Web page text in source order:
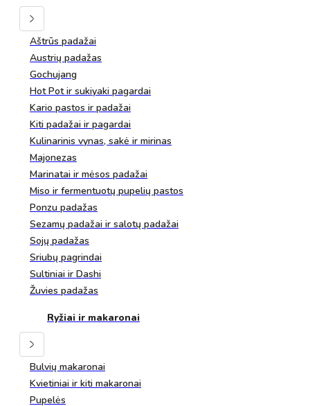
Aštrūs padažai
Austrių padažas
Gochujang
Hot Pot ir sukiyaki pagardai
Kario pastos ir padažai
Kiti padažai ir pagardai
Kulinarinis vynas, sakė ir mirinas
Majonezas
Marinatai ir mėsos padažai
Miso ir fermentuotų pupelių pastos
Ponzu padažas
Sezamų padažai ir salotų padažai
Sojų padažas
Sriubų pagrindai
Sultiniai ir Dashi
Žuvies padažas
Ryžiai ir makaronai
Bulvių makaronai
Kvietiniai ir kiti makaronai
Pupelės